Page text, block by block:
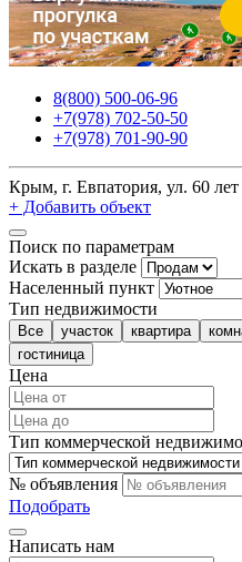
8(800) 500-06-96
+7(978) 702-50-50
+7(978) 701-90-90
Крым, г. Евпатория, ул. 60
+ Добавить объект
Поиск по параметрам
Искать в разделе
Населенный пункт
Тип недвижимости
Все участок квартира
гостиница
Цена
Тип коммерческой
№ объявления
Подобрать
Написать нам